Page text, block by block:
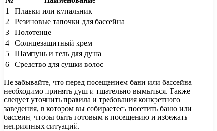
1
Плавки или купальник
2
Резиновые тапочки для бассейна
3
Полотенце
4
Солнцезащитный крем
5
Шампунь и гель для душа
6
Средство для сушки волос
Не забывайте, что перед посещением бани или бассейна
необходимо принять душ и тщательно вымыться. Также
следует уточнить правила и требования конкретного
заведения, в котором вы собираетесь посетить баню или
бассейн, чтобы быть готовым к посещению и избежать
неприятных ситуаций.